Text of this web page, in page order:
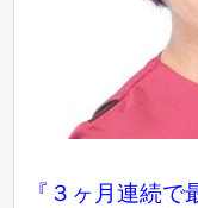
『３ヶ月連続